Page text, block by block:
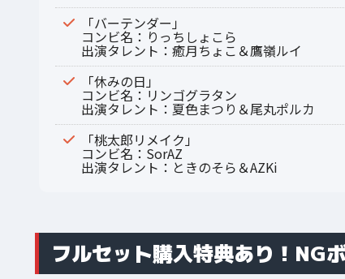
「バーテンダー」
コンビ名：りっちしょこら
出演タレント：癒月ちょこ＆鷹嶺ルイ
「休みの日」
コンビ名：リンゴグラタン
出演タレント：夏色まつり＆尾丸ポルカ
「桃太郎リメイク」
コンビ名：SorAZ
出演タレント：ときのそら＆AZKi
フルセット購入特典あり！NG